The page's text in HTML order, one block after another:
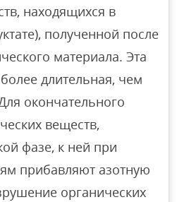
находящихся в
полученной после
материала. Эта
длительная, чем
окончательного
веществ,
фазе, к ней при
прибавляют азотную
органических